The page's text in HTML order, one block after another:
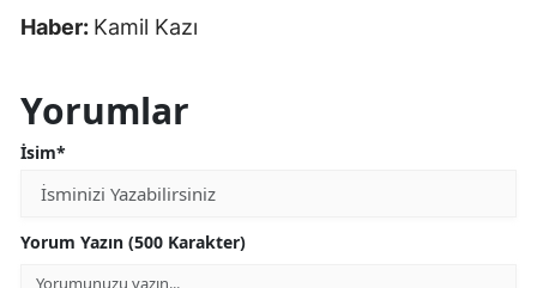
Haber: Kamil Kazı
Yorumlar
İsim*
Yorum Yazın (500 Karakter)